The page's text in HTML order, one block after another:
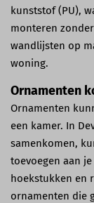
kunststof (PU),
monteren
wandlijsten op
woning.
Ornamenten
Ornamenten
een kamer. In
samenkomen,
toevoegen aan
hoekstukken en
ornamenten die